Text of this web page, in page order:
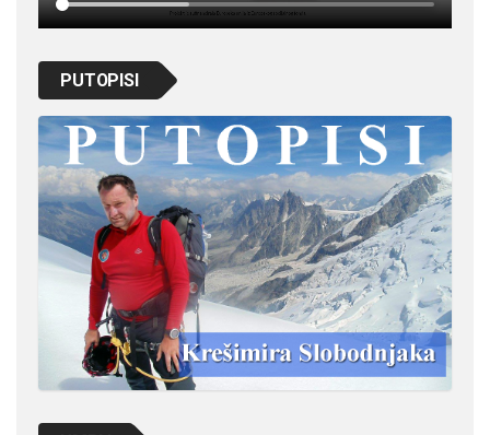
PUTOPISI